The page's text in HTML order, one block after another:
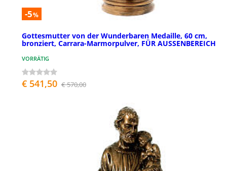
-5%
Gottesmutter von der Wunderbaren Medaille, 60 cm,
bronziert, Carrara-Marmorpulver, FÜR AUSSENBEREICH
VORRÄTIG
€ 541,50 € 570,00